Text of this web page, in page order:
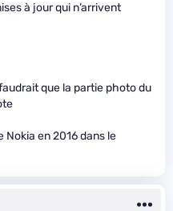
à jour qui n’arrivent
que la partie photo du
Nokia en 2016 dans le